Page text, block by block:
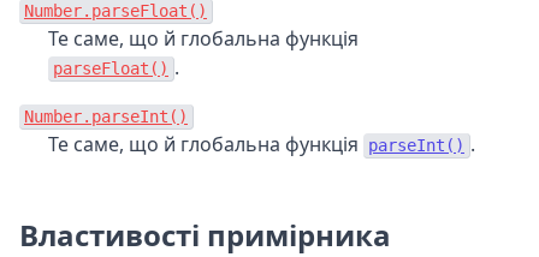
Number.parseFloat()
Те саме, що й глобальна функція
parseFloat() .
Number.parseInt()
Те саме, що й глобальна функція parseInt() .
Властивості примірника